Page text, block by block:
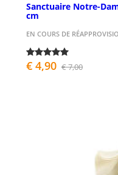
Sanctuaire Notre-
cm
EN COURS DE
€ 4,90 € 7,00